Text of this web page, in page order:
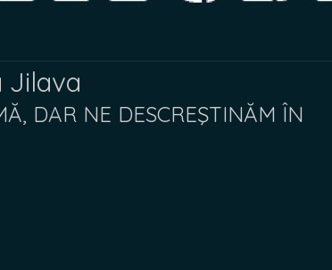
Jilava
DAR NE DESCREŞTINĂM ÎN